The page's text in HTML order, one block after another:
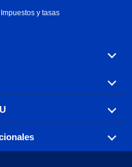
Impuestos y tasas
aéreas baratas por
para elegir.
Airlines
de vuelo más populares
a destinos
a costa.